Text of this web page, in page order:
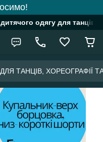
одягу для танців,
ТАНЦІВ, ХОРЕОГРАФІЇ